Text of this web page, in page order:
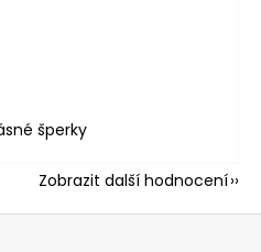
je 5 z 5 hvězdiček.
šperky
Zobrazit další hodnocení